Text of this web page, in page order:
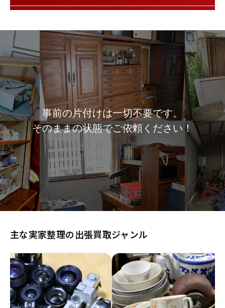
事前の片付けは一切不要です。
そのままの状態でご依頼ください！